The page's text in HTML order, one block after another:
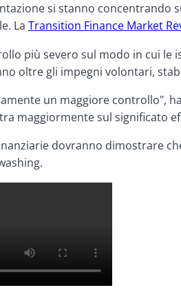
si stanno concentrando
La Transition Finance Market
più severo sul modo in cui
oltre gli impegni volontari,
un maggiore controllo",
maggiormente sul significato
dovranno dimostrare